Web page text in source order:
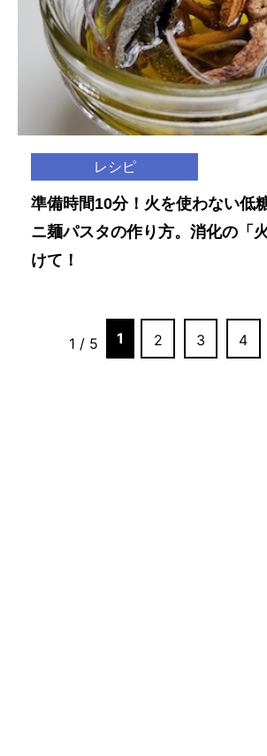
レシピ
準備時間10分！火を使わない低
ニ麺パスタの作り方。消化の「
けて！
1 / 5 1 2 3 4